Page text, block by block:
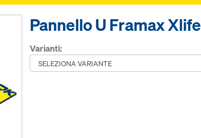
Pannello U Framax Xlife
Varianti: